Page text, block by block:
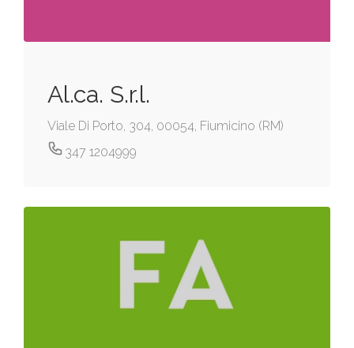
Al.ca. S.r.l.
Viale Di Porto, 304, 00054, Fiumicino (RM)
347 1204999